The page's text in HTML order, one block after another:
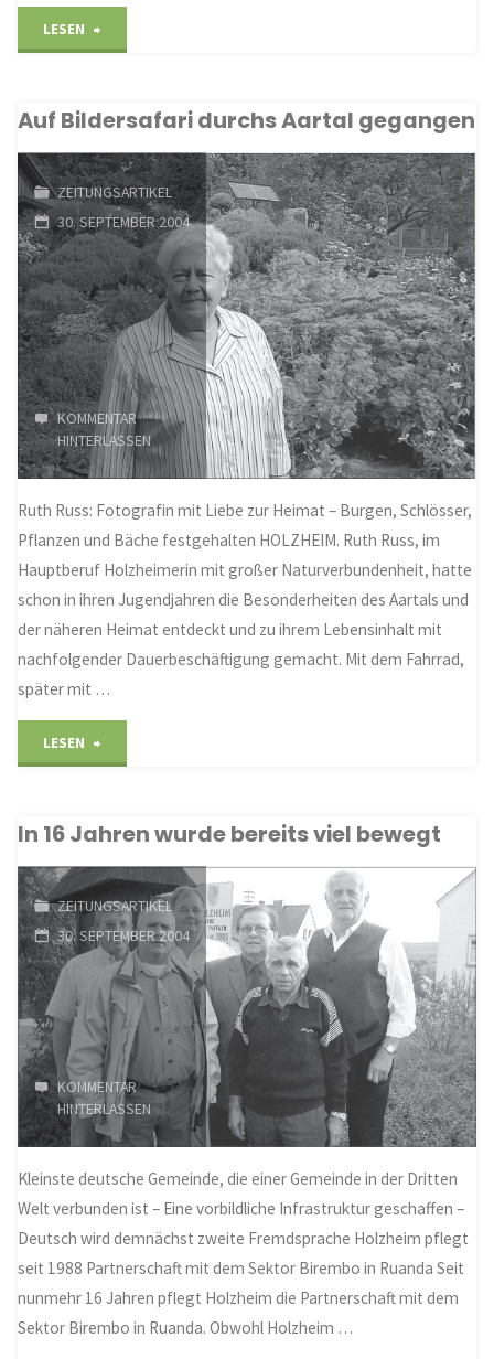
LESEN
Absolventen
der
„Grünen
Berufe“"
Auf Bildersafari durchs Aartal gegangen
ZEITUNGSARTIKEL
30. SEPTEMBER 2004
KOMMENTAR
HINTERLASSEN
Ruth Russ: Fotografin mit Liebe zur Heimat – Burgen, Schlösser,
Pflanzen und Bäche festgehalten HOLZHEIM. Ruth Russ, im
Hauptberuf Holzheimerin mit großer Naturverbundenheit, hatte
schon in ihren Jugendjahren die Besonderheiten des Aartals und
der näheren Heimat entdeckt und zu ihrem Lebensinhalt mit
nachfolgender Dauerbeschäftigung gemacht. Mit dem Fahrrad,
später mit …
LESEN
durchs
Aartal
gegangen"
In 16 Jahren wurde bereits viel bewegt
ZEITUNGSARTIKEL
30. SEPTEMBER 2004
KOMMENTAR
HINTERLASSEN
Kleinste deutsche Gemeinde, die einer Gemeinde in der Dritten
Welt verbunden ist – Eine vorbildliche Infrastruktur geschaffen –
Deutsch wird demnächst zweite Fremdsprache Holzheim pflegt
seit 1988 Partnerschaft mit dem Sektor Birembo in Ruanda Seit
nunmehr 16 Jahren pflegt Holzheim die Partnerschaft mit dem
Sektor Birembo in Ruanda. Obwohl Holzheim …